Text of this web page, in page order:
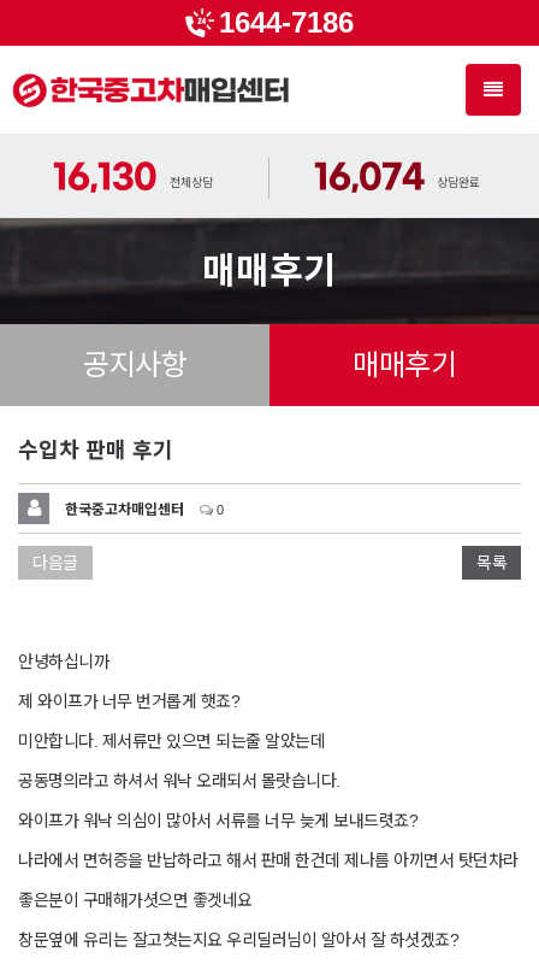
1644-7186
Toggle
16,130 전체상담 16,074 상담완료
매매후기
공지사항 매매후기
수입차 판매 후기
한국중고차매입센터 0
다음글 목록
안녕하십니까
제 와이프가 너무 번거롭게 햇죠?
미안합니다. 제서류만 있으면 되는줄 알았는데
공동명의라고 하셔서 워낙 오래되서 몰랏습니다.
와이프가 워낙 의심이 많아서 서류를 너무 늦게 보내드렷죠?
나라에서 면허증을 반납하라고 해서 판매 한건데 제나름 아끼면서 탓던차라
좋은분이 구매해가셧으면 좋겟네요
창문옆에 유리는 잘고쳣는지요 우리딜러님이 알아서 잘 하셧겠죠?